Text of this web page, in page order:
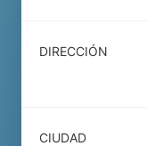
DIRECCIÓN
CIUDAD